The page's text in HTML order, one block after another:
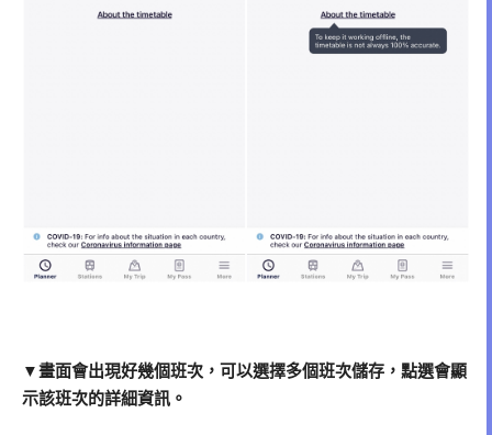
▼畫面會出現好幾個班次，可以選擇多個班次儲存，點選會顯
示該班次的詳細資訊。